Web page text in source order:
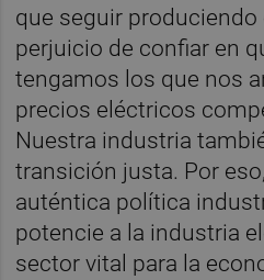
que seguir produciendo
perjuicio de confiar en
tengamos los que nos
precios eléctricos
Nuestra industria
transición justa. Por
auténtica política
potencie a la industria
sector vital para la